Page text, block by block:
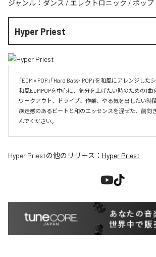
ジャンル： ダンス / エレクトロニック / ポップ
Hyper Priest
「EDM × POP」「Hard Bass× POP」を和風にアレンジした
和風EDMPOPを中心に、気分を上げたい時のための1曲
ワークアウト、ドライブ、作業、やる気を出したい時間
疾走感のあるビートと和のエッセンスを混ぜた、前向
んでください。
Hyper Priestの他のリリース： Hyper Priest